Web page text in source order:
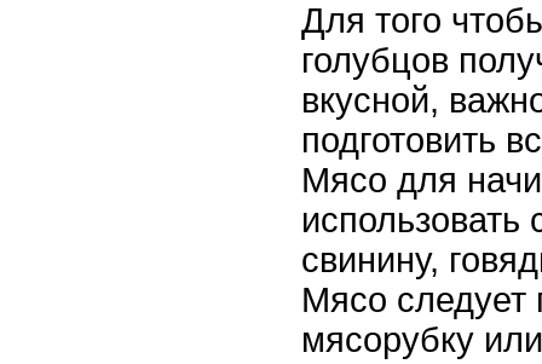
Для того
голубцов
вкусной,
подготовить
Мясо для
использовать
свинину,
Мясо следует
мясорубку